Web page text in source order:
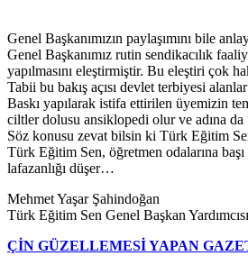
Genel Başkanımızın paylaşımını bile
Genel Başkanımız rutin sendikacılık
yapılmasını eleştirmiştir. Bu eleştiri çok
Tabii bu bakış açısı devlet terbiyesi
Baskı yapılarak istifa ettirilen üyemizin
ciltler dolusu ansiklopedi olur ve adına da
Söz konusu zevat bilsin ki Türk Eğitim
Türk Eğitim Sen, öğretmen odalarına
lafazanlığı düşer…
Mehmet Yaşar Şahindoğan
Türk Eğitim Sen Genel Başkan Yardımcısı
ÇİN GÜZELLEMESİ YAPAN